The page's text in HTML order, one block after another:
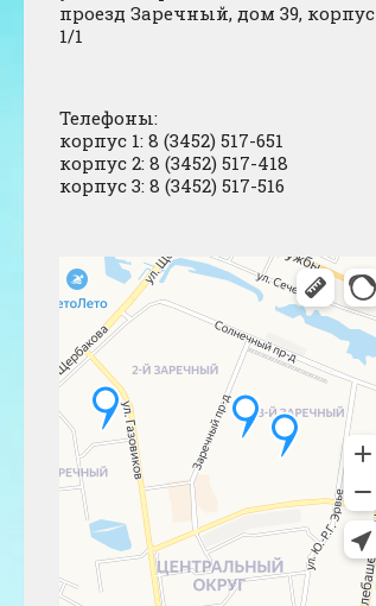
проезд Заречный, дом 39, корпус
1/1
Телефоны:
корпус 1: 8 (3452) 517-651
корпус 2: 8 (3452) 517-418
корпус 3: 8 (3452) 517-516